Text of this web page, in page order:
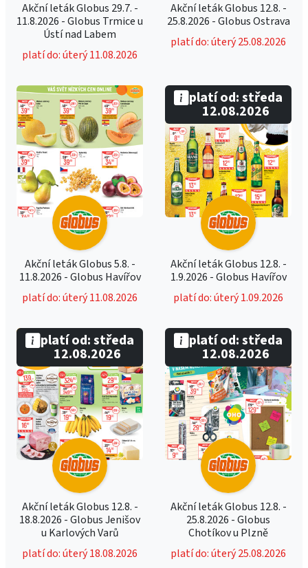
Akční leták Globus 29.7. -
11.8.2026 - Globus Trmice u
Ústí nad Labem
platí do: úterý 11.08.2026
Akční leták Globus 12.8. -
25.8.2026 - Globus Ostrava
platí do: úterý 25.08.2026
Akční leták Globus 5.8. -
11.8.2026 - Globus Havířov
platí do: úterý 11.08.2026
Akční leták Globus 12.8. -
1.9.2026 - Globus Havířov
platí do: úterý 1.09.2026
platí od: středa
12.08.2026
Akční leták Globus 12.8. -
18.8.2026 - Globus Jenišov
u Karlových Varů
platí do: úterý 18.08.2026
platí od: středa
12.08.2026
Akční leták Globus 12.8. -
25.8.2026 - Globus
Chotíkov u Plzně
platí do: úterý 25.08.2026
platí od: středa
12.08.2026